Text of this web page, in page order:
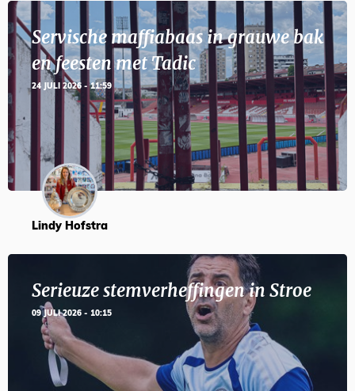
Servische maffiabaas in grauwe bak
en feesten met Tadic
24 JULI 2026 - 11:59
Lindy Hofstra
Serieuze stemverheffingen in Stroe
09 JULI 2026 - 10:15